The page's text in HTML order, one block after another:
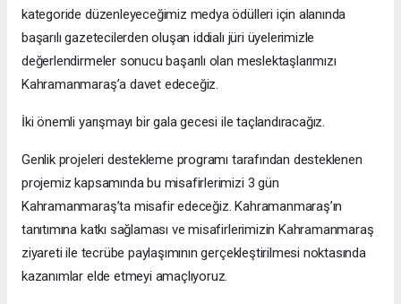
kategoride düzenleyeceğimiz medya ödülleri için alanında
başarılı gazetecilerden oluşan iddialı jüri üyelerimizle
değerlendirmeler sonucu başarılı olan meslektaşlarımızı
Kahramanmaraş’a davet edeceğiz.
İki önemli yarışmayı bir gala gecesi ile taçlandıracağız.
Genlik projeleri destekleme programı tarafından desteklenen
projemiz kapsamında bu misafirlerimizi 3 gün
Kahramanmaraş’ta misafir edeceğiz. Kahramanmaraş’ın
tanıtımına katkı sağlaması ve misafirlerimizin Kahramanmaraş
ziyareti ile tecrübe paylaşımının gerçekleştirilmesi noktasında
kazanımlar elde etmeyi amaçlıyoruz.